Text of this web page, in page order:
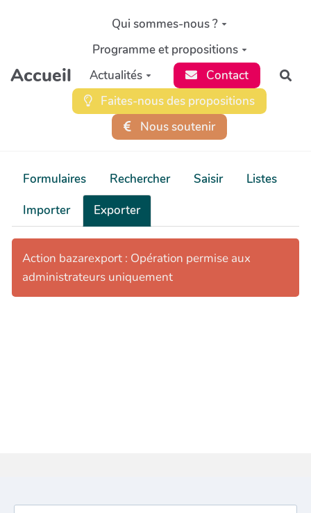
Aller au contenu principal
Accueil
Qui sommes-nous ?
Programme et propositions
Actualités
Contact
Faites-nous des propositions
Nous soutenir
Formulaires Rechercher Saisir
Listes
Importer
Exporter
Action bazarexport : Opération permise aux
administrateurs uniquement